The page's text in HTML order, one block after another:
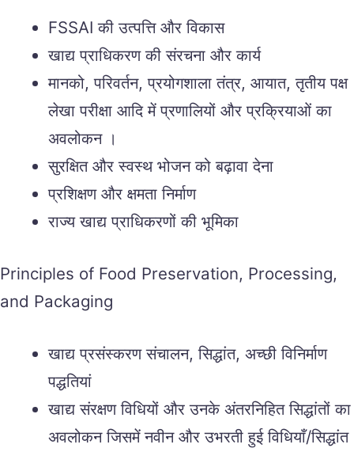
FSSAI की उत्पत्ति और विकास
खाद्य प्राधिकरण की संरचना और कार्य
मानको, परिवर्तन, प्रयोगशाला तंत्र, आयात, तृतीय पक्ष
लेखा परीक्षा आदि में प्रणालियों और प्रक्रियाओं का
अवलोकन ।
सुरक्षित और स्वस्थ भोजन को बढ़ावा देना
प्रशिक्षण और क्षमता निर्माण
राज्य खाद्य प्राधिकरणों की भूमिका
Principles of Food Preservation, Processing,
and Packaging
खाद्य प्रसंस्करण संचालन, सिद्धांत, अच्छी विनिर्माण
पद्धतियां
खाद्य संरक्षण विधियों और उनके अंतरनिहित सिद्धांतों का
अवलोकन जिसमें नवीन और उभरती हुई विधियाँ/सिद्धांत